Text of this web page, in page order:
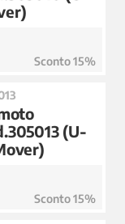
Sconto 15%
(U-
Sconto 15%